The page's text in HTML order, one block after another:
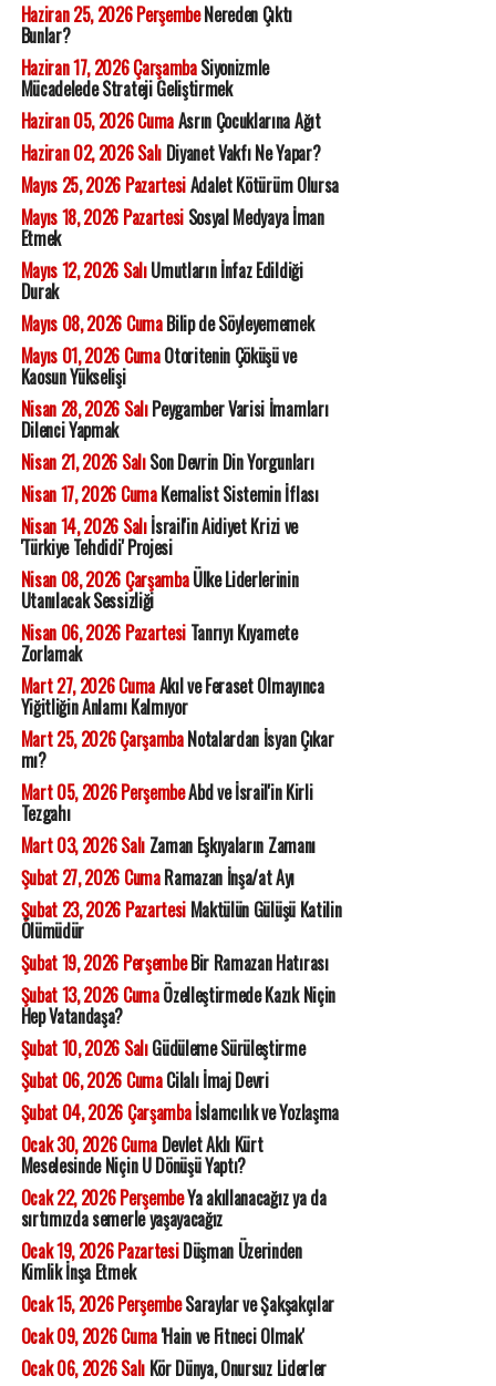
Haziran 25, 2026 PerşembeNereden Çıktı
Bunlar?
Haziran 17, 2026 ÇarşambaSiyonizmle
Mücadelede Strateji Geliştirmek
Haziran 05, 2026 CumaAsrın Çocuklarına Ağıt
Haziran 02, 2026 SalıDiyanet Vakfı Ne Yapar?
Mayıs 25, 2026 PazartesiAdalet Kötürüm Olursa
Mayıs 18, 2026 PazartesiSosyal Medyaya İman
Etmek
Mayıs 12, 2026 SalıUmutların İnfaz Edildiği
Durak
Mayıs 08, 2026 CumaBilip de Söyleyememek
Mayıs 01, 2026 CumaOtoritenin Çöküşü ve
Kaosun Yükselişi
Nisan 28, 2026 SalıPeygamber Varisi İmamları
Dilenci Yapmak
Nisan 21, 2026 SalıSon Devrin Din Yorgunları
Nisan 17, 2026 CumaKemalist Sistemin İflası
Nisan 14, 2026 Salıİsrail'in Aidiyet Krizi ve
'Türkiye Tehdidi' Projesi
Nisan 08, 2026 ÇarşambaÜlke Liderlerinin
Utanılacak Sessizliği
Nisan 06, 2026 PazartesiTanrıyı Kıyamete
Zorlamak
Mart 27, 2026 CumaAkıl ve Feraset Olmayınca
Yiğitliğin Anlamı Kalmıyor
Mart 25, 2026 ÇarşambaNotalardan İsyan Çıkar
mı?
Mart 05, 2026 PerşembeAbd ve İsrail'in Kirli
Tezgahı
Mart 03, 2026 SalıZaman Eşkıyaların Zamanı
Şubat 27, 2026 CumaRamazan İnşa/at Ayı
Şubat 23, 2026 PazartesiMaktülün Gülüşü Katilin
Ölümüdür
Şubat 19, 2026 PerşembeBir Ramazan Hatırası
Şubat 13, 2026 CumaÖzelleştirmede Kazık Niçin
Hep Vatandaşa?
Şubat 10, 2026 SalıGüdüleme Sürüleştirme
Şubat 06, 2026 CumaCilalı İmaj Devri
Şubat 04, 2026 Çarşambaİslamcılık ve Yozlaşma
Ocak 30, 2026 CumaDevlet Aklı Kürt
Meselesinde Niçin U Dönüşü Yaptı?
Ocak 22, 2026 PerşembeYa akıllanacağız ya da
sırtımızda semerle yaşayacağız
Ocak 19, 2026 PazartesiDüşman Üzerinden
Kimlik İnşa Etmek
Ocak 15, 2026 PerşembeSaraylar ve Şakşakçılar
Ocak 09, 2026 Cuma'Hain ve Fitneci Olmak'
Ocak 06, 2026 SalıKör Dünya, Onursuz Liderler